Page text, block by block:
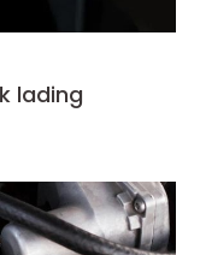
lading